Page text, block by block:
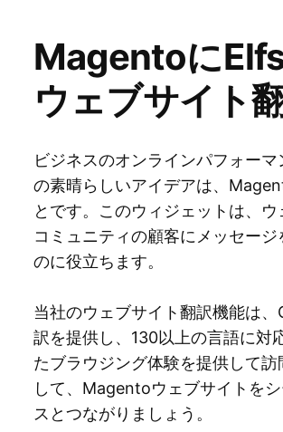
Magentoに
ウェブサイト
ビジネスのオンラインパフォー
の素晴らしいアイデアは、
とです。このウィジェットは、
コミュニティの顧客にメッセー
のに役立ちます。
当社のウェブサイト翻訳機能は
訳を提供し、130以上の言語に対
たブラウジング体験を提供して
して、Magentoウェブサイトを
スとつながりましょう。